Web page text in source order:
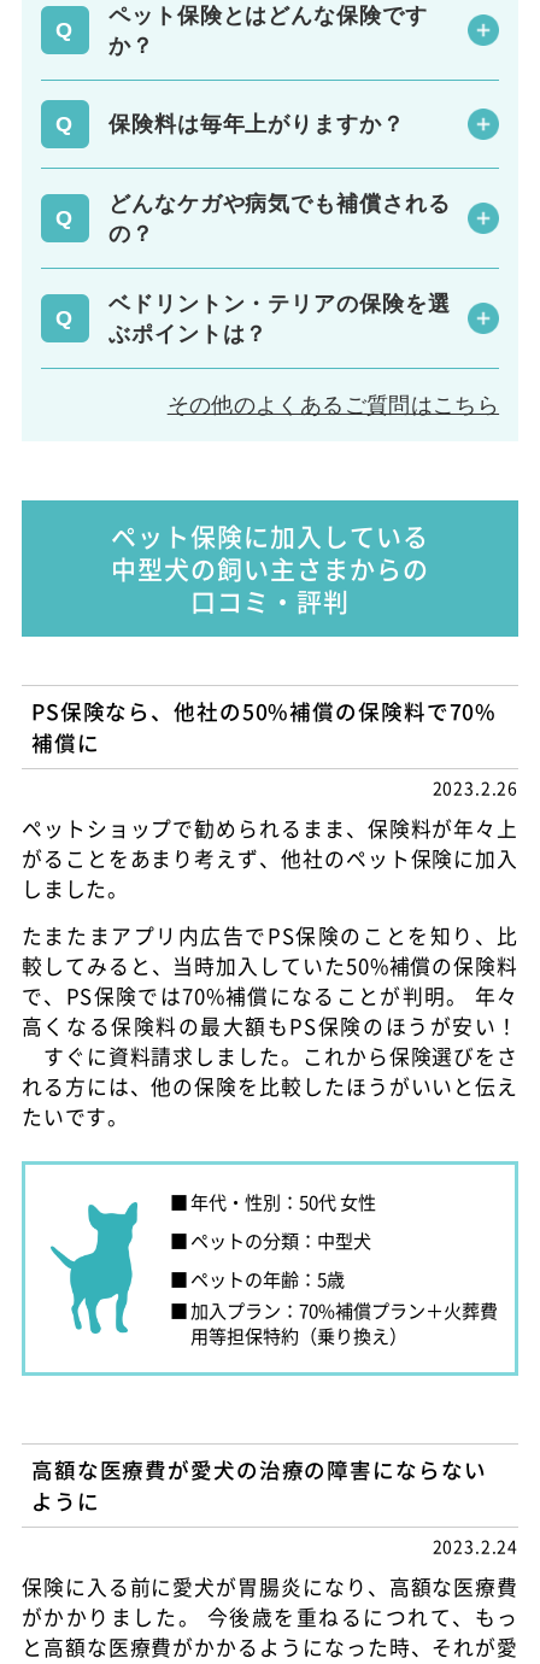
ペット保険とはどんな保険です
か？
保険料は毎年上がりますか？
どんなケガや病気でも補償される
の？
ベドリントン・テリアの保険を選
ぶポイントは？
その他のよくあるご質問はこちら
ペット保険に加入している
中型犬の飼い主さまからの
口コミ・評判
PS保険なら、他社の50%補償の保険料で70%
補償に
2023.2.26
ペットショップで勧められるまま、保険料が年々上
がることをあまり考えず、他社のペット保険に加入
しました。
たまたまアプリ内広告でPS保険のことを知り、比
較してみると、当時加入していた50%補償の保険料
で、PS保険では70%補償になることが判明。 年々
高くなる保険料の最大額もPS保険のほうが安い！
すぐに資料請求しました。これから保険選びをさ
れる方には、他の保険を比較したほうがいいと伝え
たいです。
年代・性別：50代 女性
ペットの分類：中型犬
ペットの年齢：5歳
加入プラン：70%補償プラン＋火葬費
用等担保特約（乗り換え）
高額な医療費が愛犬の治療の障害にならない
ように
2023.2.24
保険に入る前に愛犬が胃腸炎になり、高額な医療費
がかかりました。 今後歳を重ねるにつれて、もっ
と高額な医療費がかかるようになった時、それが愛